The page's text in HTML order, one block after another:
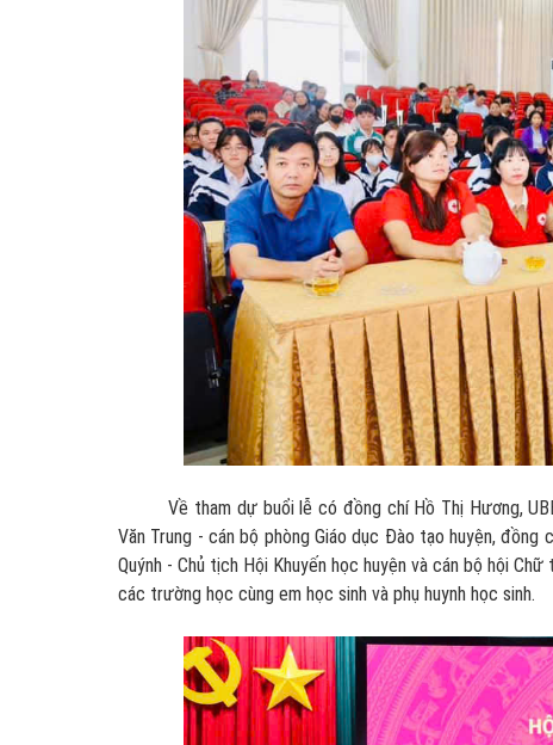
Về tham dự buổi lễ có đồng chí Hồ Thị Hương,
Văn Trung - cán bộ phòng Giáo dục Đào tạo huyện, đồng
Quýnh - Chủ tịch Hội Khuyến học huyện và cán bộ hội
các trường học cùng em học sinh và phụ huynh học sinh.